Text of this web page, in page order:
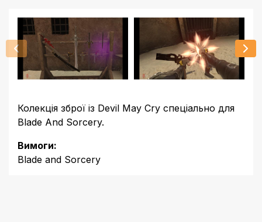
Колекція зброї із Devil May Cry спеціально для
Blade And Sorcery.
Вимоги:
Blade and Sorcery